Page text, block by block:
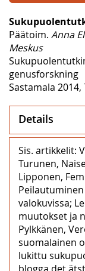
Päätoim. Anna
Meskus
genusforskning
Sastamala 2014,
Details
Sis. artikkelit:
Turunen,
Lipponen,
valokuvissa;
muutokset ja
Pylkkänen,
suomalainen
lukittu